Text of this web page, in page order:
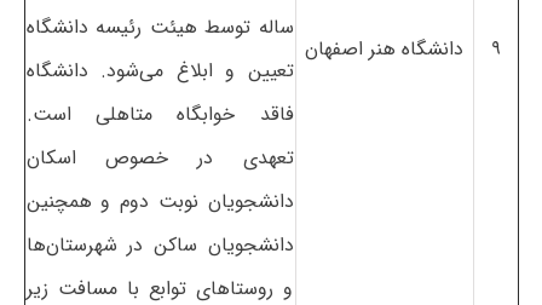
۹ دانشگاه هنر اصفهان
ساله توسط هیئت رئیسه دانشگاه
تعیین و ابلاغ می‌شود. دانشگاه
فاقد خوابگاه متاهلی است.
تعهدی در خصوص اسکان
دانشجویان نوبت دوم و همچنین
دانشجویان ساکن در شهرستان‌ها
و روستاهای توابع با مسافت زیر